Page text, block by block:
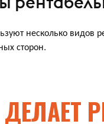
несколько видов
сторон.